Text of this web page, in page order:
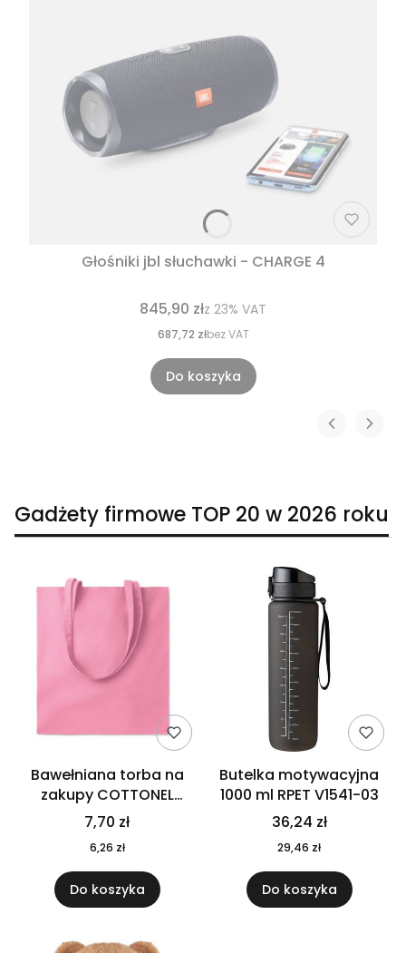
Głośniki jbl słuchawki - CHARGE 4
845,90 złz 23% VAT
687,72 złbez VAT
Do koszyka
Gadżety firmowe TOP 20 w 2026 roku
Bawełniana torba na
zakupy COTTONEL
COLOUR++ MO9846-11
7,70 zł
6,26 zł
Do koszyka
Butelka motywacyjna
1000 ml RPET V1541-03
36,24 zł
29,46 zł
Do koszyka